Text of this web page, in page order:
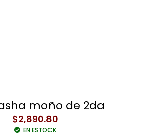
moño de 2da
$2,890.80
EN ESTOCK